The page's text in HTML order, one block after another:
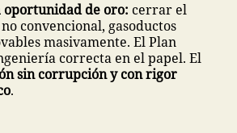
de oro: cerrar el
convencional, gasoductos
masivamente. El Plan
correcta en el papel. El
sin corrupción y con rigor
.